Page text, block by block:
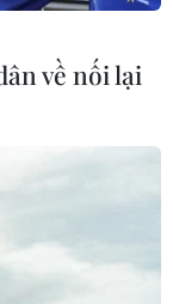
về nối lại